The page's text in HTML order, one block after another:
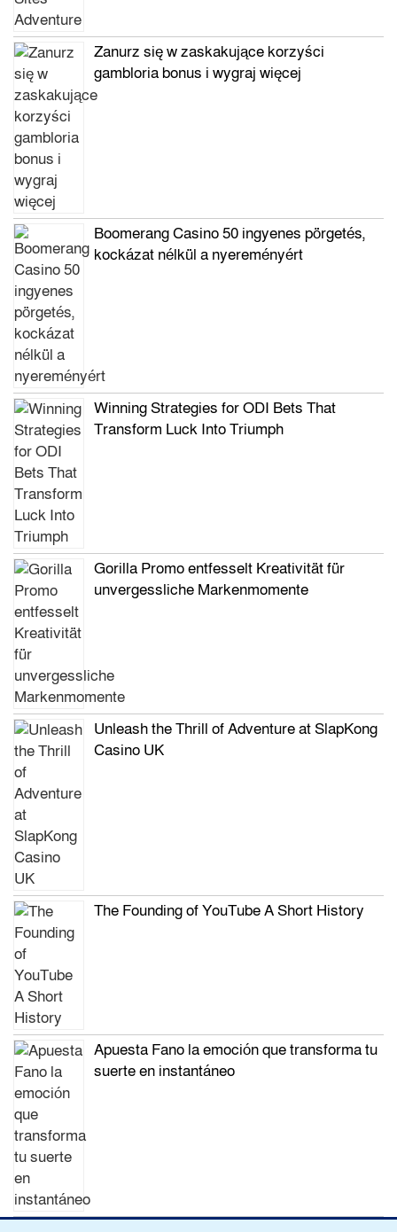
Zanurz się w zaskakujące korzyści
gambloria bonus i wygraj więcej
Boomerang Casino 50 ingyenes pörgetés,
kockázat nélkül a nyereményért
Winning Strategies for ODI Bets That
Transform Luck Into Triumph
Gorilla Promo entfesselt Kreativität für
unvergessliche Markenmomente
Unleash the Thrill of Adventure at SlapKong
Casino UK
The Founding of YouTube A Short History
Apuesta Fano la emoción que transforma tu
suerte en instantáneo